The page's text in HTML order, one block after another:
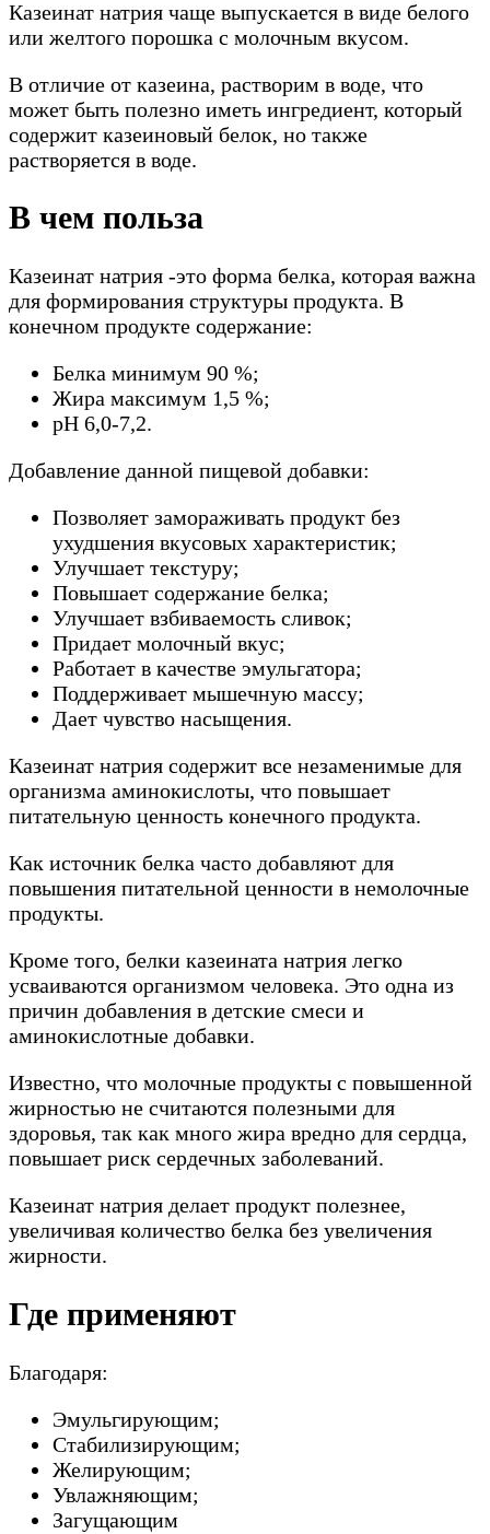
Казеинат натрия чаще выпускается в виде белого
или желтого порошка с молочным вкусом.
В отличие от казеина, растворим в воде, что
может быть полезно иметь ингредиент, который
содержит казеиновый белок, но также
растворяется в воде.
В чем польза
Казеинат натрия -это форма белка, которая важна
для формирования структуры продукта. В
конечном продукте содержание:
Белка минимум 90 %;
Жира максимум 1,5 %;
рН 6,0-7,2.
Добавление данной пищевой добавки:
Позволяет замораживать продукт без
ухудшения вкусовых характеристик;
Улучшает текстуру;
Повышает содержание белка;
Улучшает взбиваемость сливок;
Придает молочный вкус;
Работает в качестве эмульгатора;
Поддерживает мышечную массу;
Дает чувство насыщения.
Казеинат натрия содержит все незаменимые для
организма аминокислоты, что повышает
питательную ценность конечного продукта.
Как источник белка часто добавляют для
повышения питательной ценности в немолочные
продукты.
Кроме того, белки казеината натрия легко
усваиваются организмом человека. Это одна из
причин добавления в детские смеси и
аминокислотные добавки.
Известно, что молочные продукты с повышенной
жирностью не считаются полезными для
здоровья, так как много жира вредно для сердца,
повышает риск сердечных заболеваний.
Казеинат натрия делает продукт полезнее,
увеличивая количество белка без увеличения
жирности.
Где применяют
Благодаря:
Эмульгирующим;
Стабилизирующим;
Желирующим;
Увлажняющим;
Загущающим